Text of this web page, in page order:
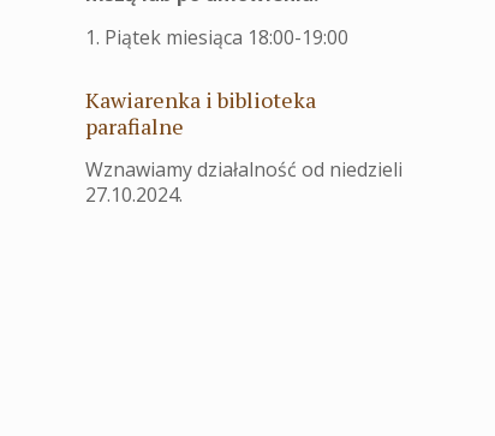
1. Piątek miesiąca 18:00-19:00
Kawiarenka i biblioteka
parafialne
Wznawiamy działalność od niedzieli
27.10.2024.